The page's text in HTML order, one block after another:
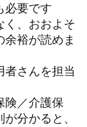
必要です
く、おおよそ
裕が読めま
者さんを担当
険／介護保
分かると、